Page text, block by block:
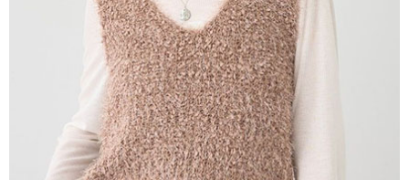
由本公司與您本人進行分期帳單所需資料之確認、核對及更正。
3.完整用戶服務條款，請詳閱以下連結：https://oppay.tw/userRule
是否繳費成功／繳費後需取消欲退款等相關疑問，請聯繫「AFTEE先享後付
https://netprotections.freshdesk.com/support/home
１．透過由恩沛科技股份有限公司提供之「AFTEE先享後付」服務完成之交
易，需依本服務之必要範圍內提供個人資料，並將交易相關給付款項請求債
權轉讓予恩沛科技股份有限公司。
２．關於個人資料處理事宜，請瀏覽以下網址：
https://aftee.tw/terms/#terms3
３．未成年的使用者請事先徵得法定代理人或監護人之同意方可使用
「AFTEE先享後付」，若未經同意申辦者引起之損失，本公司不負相關責
每筆NT$60，滿NT$888(含以上)免運費
每筆NT$60，滿NT$888(含以上)免運費
每筆NT$60，滿NT$888(含以上)免運費